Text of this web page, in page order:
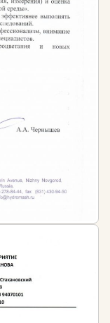
в индустрии
в сфере
образования в
или
и
питания